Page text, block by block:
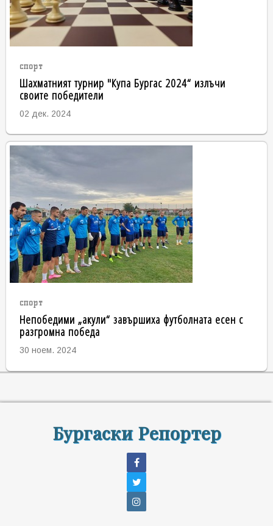
спорт
Шахматният турнир "Купа Бургас 2024“ излъчи
своите победители
02 дек. 2024
спорт
Непобедими „акули“ завършиха футболната есен с
разгромна победа
30 ноем. 2024
Бургаски Репортер